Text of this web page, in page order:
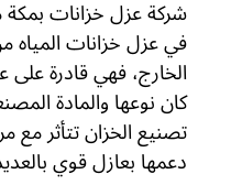
شركة عزل خزانات
في عزل خزانات
الخارج، فهي قادرة على
كان نوعها والمادة
تصنيع الخزان تتأثر
دعمها بعازل قوي